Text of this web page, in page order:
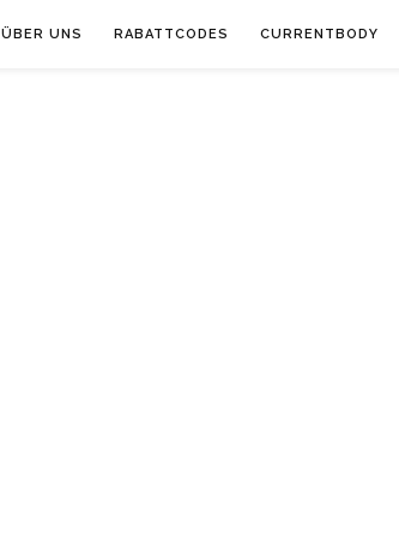
ÜBER UNS RABATTCODES CURRENTBODY